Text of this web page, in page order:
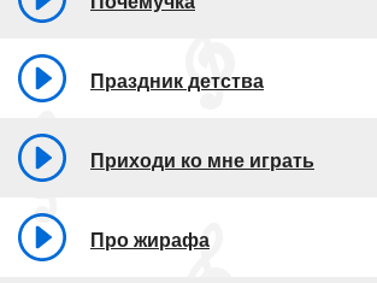
Праздник детства
Приходи ко мне играть
Про жирафа